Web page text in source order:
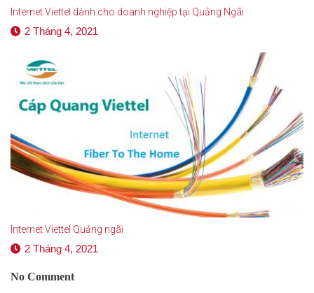
Internet Viettel dành cho doanh nghiệp tại Quảng Ngãi
2 Tháng 4, 2021
Internet Viettel Quảng ngãi
2 Tháng 4, 2021
No Comment